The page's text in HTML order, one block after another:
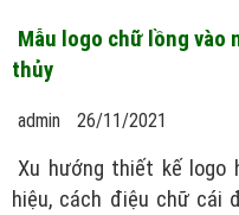
Mẫu logo chữ lồng vào
thủy
admin 26/11/2021
Xu hướng thiết kế logo
hiệu, cách điệu chữ cái